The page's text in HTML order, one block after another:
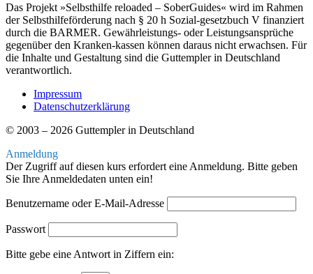
Das Projekt »Selbsthilfe reloaded – SoberGuides« wird im Rahmen
der Selbsthilfeförderung nach § 20 h Sozial-gesetzbuch V finanziert
durch die BARMER. Gewährleistungs- oder Leistungsansprüche
gegenüber den Kranken-kassen können daraus nicht erwachsen. Für
die Inhalte und Gestaltung sind die Guttempler in Deutschland
verantwortlich.
Impressum
Datenschutzerklärung
© 2003 – 2026 Guttempler in Deutschland
Anmeldung
Der Zugriff auf diesen kurs erfordert eine Anmeldung. Bitte geben
Sie Ihre Anmeldedaten unten ein!
Benutzername oder E-Mail-Adresse
Passwort
Bitte gebe eine Antwort in Ziffern ein: